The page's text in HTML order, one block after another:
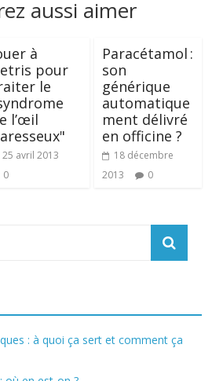
aussi aimer
à
pour
le
l’œil
25 avril 2013
0
Paracétamol :
son
générique
automatique
ment délivré
en officine ?
18 décembre
2013
0
: à quoi ça sert et comment ça